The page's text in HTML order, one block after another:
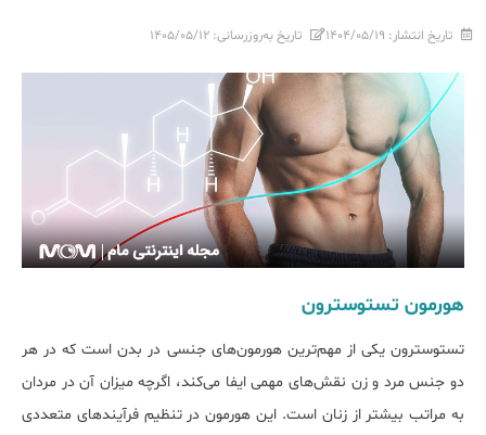
تاریخ انتشار: ۱۴۰۴/۰۵/۱۹ تاریخ به‌روزرسانی: ۱۴۰۵/۰۵/۱۲
هورمون تستوسترون
تستوسترون یکی از مهم‌ترین هورمون‌های جنسی در بدن است که در هر
دو جنس مرد و زن نقش‌های مهمی ایفا می‌کند، اگرچه میزان آن در مردان
به مراتب بیشتر از زنان است. این هورمون در تنظیم فرآیندهای متعددی